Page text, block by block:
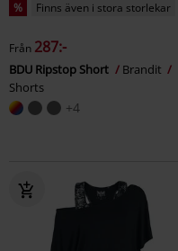
% Finns även i stora storlekar
Från 287:-
BDU Ripstop Short
Brandit
Shorts
+4